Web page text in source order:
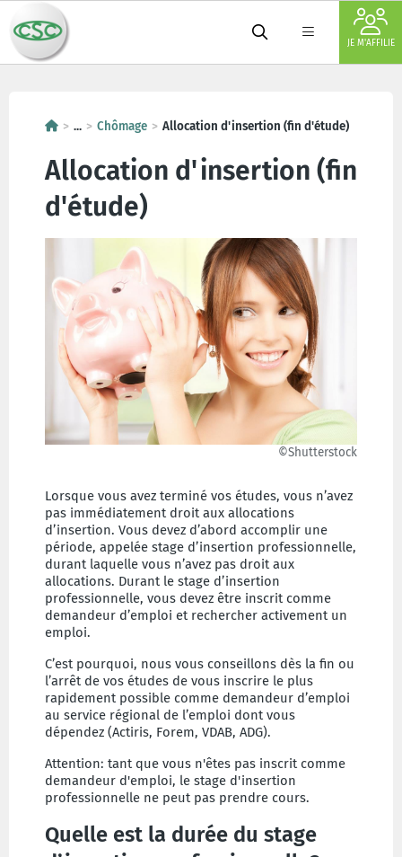
JE M'AFFILIE
... Chômage Allocation d'insertion (fin d'étude)
Allocation d'insertion (fin
d'étude)
©Shutterstock
Lorsque vous avez terminé vos études, vous n’avez
pas immédiatement droit aux allocations
d’insertion. Vous devez d’abord accomplir une
période, appelée stage d’insertion professionnelle,
durant laquelle vous n’avez pas droit aux
allocations. Durant le stage d’insertion
professionnelle, vous devez être inscrit comme
demandeur d’emploi et rechercher activement un
emploi.
C’est pourquoi, nous vous conseillons dès la fin ou
l’arrêt de vos études de vous inscrire le plus
rapidement possible comme demandeur d’emploi
au service régional de l’emploi dont vous
dépendez (Actiris, Forem, VDAB, ADG).
Attention: tant que vous n'êtes pas inscrit comme
demandeur d'emploi, le stage d'insertion
professionnelle ne peut pas prendre cours.
Quelle est la durée du stage